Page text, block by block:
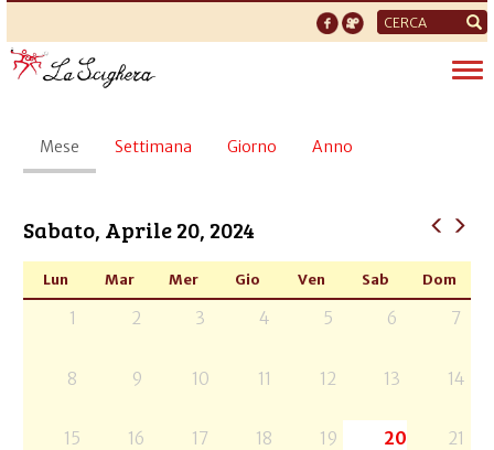
Form
di
ricerca
Schede
primarie
Mese (scheda
attiva)
Settimana Giorno Anno
Sabato, Aprile 20, 2024
Lun Mar Mer Gio Ven Sab Dom
1 2 3 4 5 6 7
8 9 10 11 12 13 14
15 16 17 18 19 20 21